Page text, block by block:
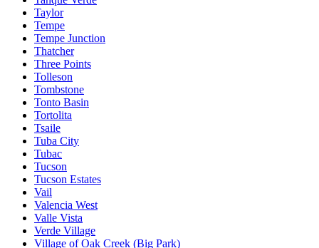
Taylor
Tempe
Tempe Junction
Thatcher
Three Points
Tolleson
Tombstone
Tonto Basin
Tortolita
Tsaile
Tuba City
Tubac
Tucson
Tucson Estates
Vail
Valencia West
Valle Vista
Verde Village
Village of Oak Creek (Big Park)